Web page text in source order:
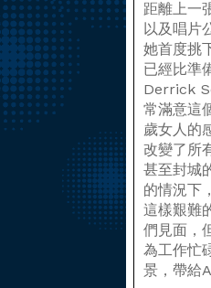
距離上一
以及唱片
她首度挑
已經比準
Derrick
常滿意這
歲女人的
改變了所
甚至封城
的情況下
這樣艱難
們見面，
為工作忙
景，帶給